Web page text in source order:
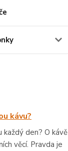
kávu?
den? O kávě
věcí. Pravda je